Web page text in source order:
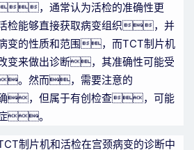
，通常认为活检的准确性更
能够直接获取病变组织，并
变的性质和范围，而TCT制片机
变来做出诊断，其准确性可能受
。然而，需要注意的
，但属于有创检查，可能
。
片机和活检在宫颈病变的诊断中